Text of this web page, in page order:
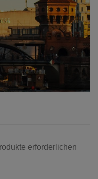
erforderlichen